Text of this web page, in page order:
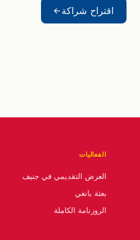
اقتراح شراكة
الفعاليات
العرض التقديمي في جنيف
بعثة بانغي
الروزنامة الكاملة